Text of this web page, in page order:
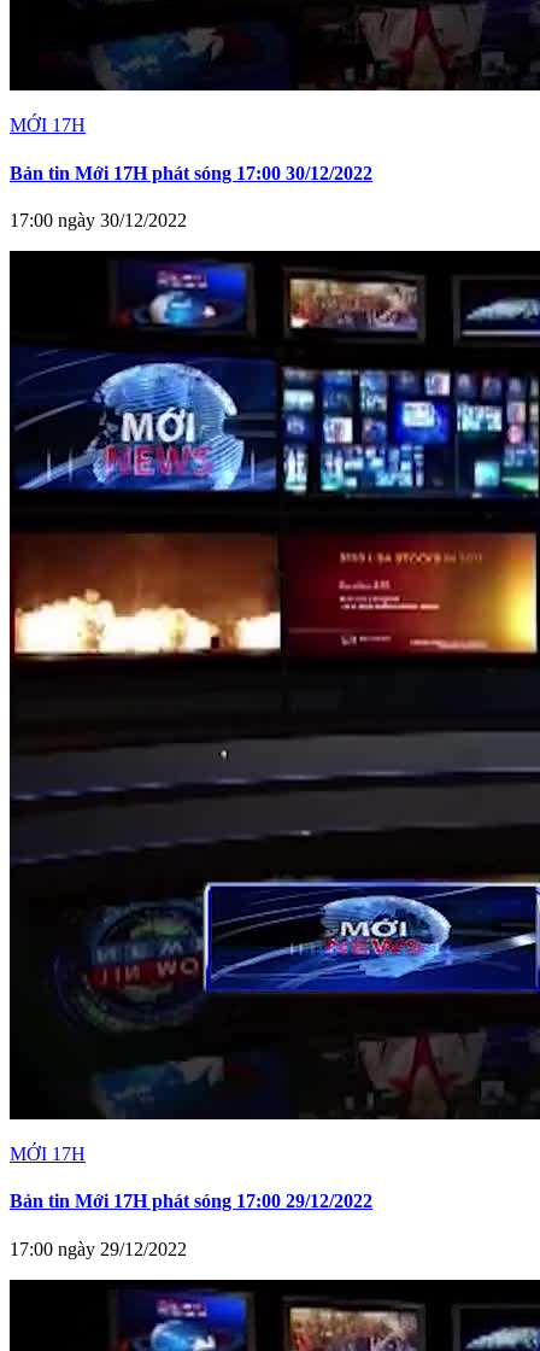
MỚI 17H
Bản tin Mới 17H phát sóng 17:00 30/12/2022
17:00 ngày 30/12/2022
MỚI 17H
Bản tin Mới 17H phát sóng 17:00 29/12/2022
17:00 ngày 29/12/2022